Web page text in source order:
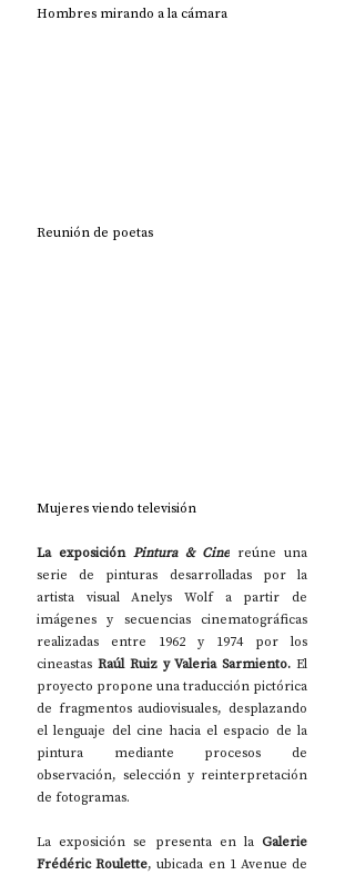
Hombres mirando a la cámara
Reunión de poetas
Mujeres viendo televisión
La exposición Pintura & Cine reúne una
serie de pinturas desarrolladas por la
artista visual Anelys Wolf a partir de
imágenes y secuencias cinematográficas
realizadas entre 1962 y 1974 por los
cineastas Raúl Ruiz y Valeria Sarmiento. El
proyecto propone una traducción pictórica
de fragmentos audiovisuales, desplazando
el lenguaje del cine hacia el espacio de la
pintura mediante procesos de
observación, selección y reinterpretación
de fotogramas.
La exposición se presenta en la Galerie
Frédéric Roulette, ubicada en 1 Avenue de